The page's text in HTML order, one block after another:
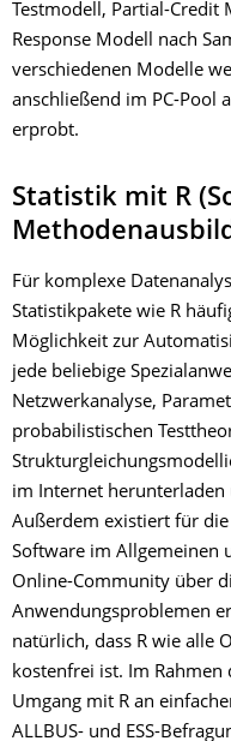
Testmodell, Partial-Credit
Response Modell nach
verschiedenen Modelle
anschließend im PC-Pool
erprobt.
Statistik mit R
Für komplexe
Statistikpakete wie R
Möglichkeit zur
jede beliebige
Netzwerkanalyse,
probabilistischen
im Internet herunterladen
Außerdem existiert für
Software im Allgemeinen
Online-Community über
Anwendungsproblemen
natürlich, dass R wie alle
kostenfrei ist. Im Rahmen
Umgang mit R an
ALLBUS- und ESS-